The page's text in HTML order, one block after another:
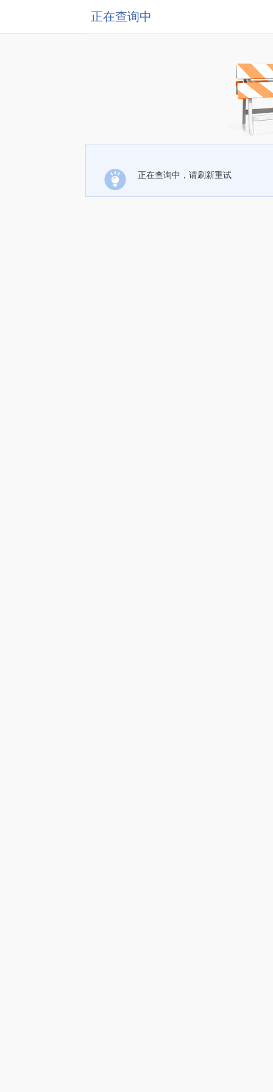
正在查询中
正在查询中，请刷新重试